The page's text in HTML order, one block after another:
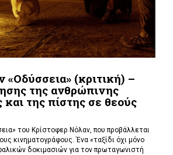
(κριτική) –
της ανθρώπινης
και της πίστης σε θεούς
του Κρίστοφερ Νόλαν,που προβάλλεται
κινηματογράφους. Ένα «ταξίδι όχι μόνο
δοκιμασιών για τον πρωταγωνιστή